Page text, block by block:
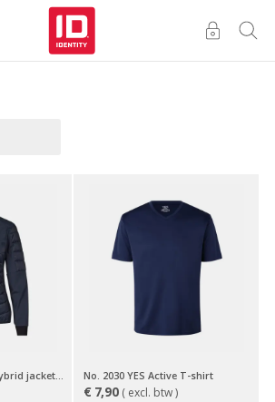
No. G11032 GEYSER hybrid jacket | dames No. 2030 YES Active T-shirt
€ 7,90 ( excl. btw )